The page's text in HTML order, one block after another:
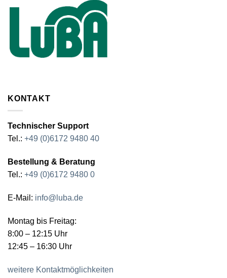
KONTAKT
Technischer Support
Tel.: +49 (0)6172 9480 40
Bestellung & Beratung
Tel.: +49 (0)6172 9480 0
E-Mail: info@luba.de
Montag bis Freitag:
8:00 – 12:15 Uhr
12:45 – 16:30 Uhr
weitere Kontaktmöglichkeiten